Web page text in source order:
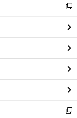
前
閉
る
新
し
い
ウ
ィ
ン
ド
ウ
で
開
く
新